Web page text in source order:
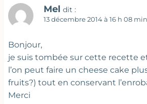
Mel dit :
13 décembre 2014 à 16 h 08 min
Bonjour,
je suis tombée sur cette recette
l’on peut faire un cheese cake
fruits?) tout en conservant
Merci